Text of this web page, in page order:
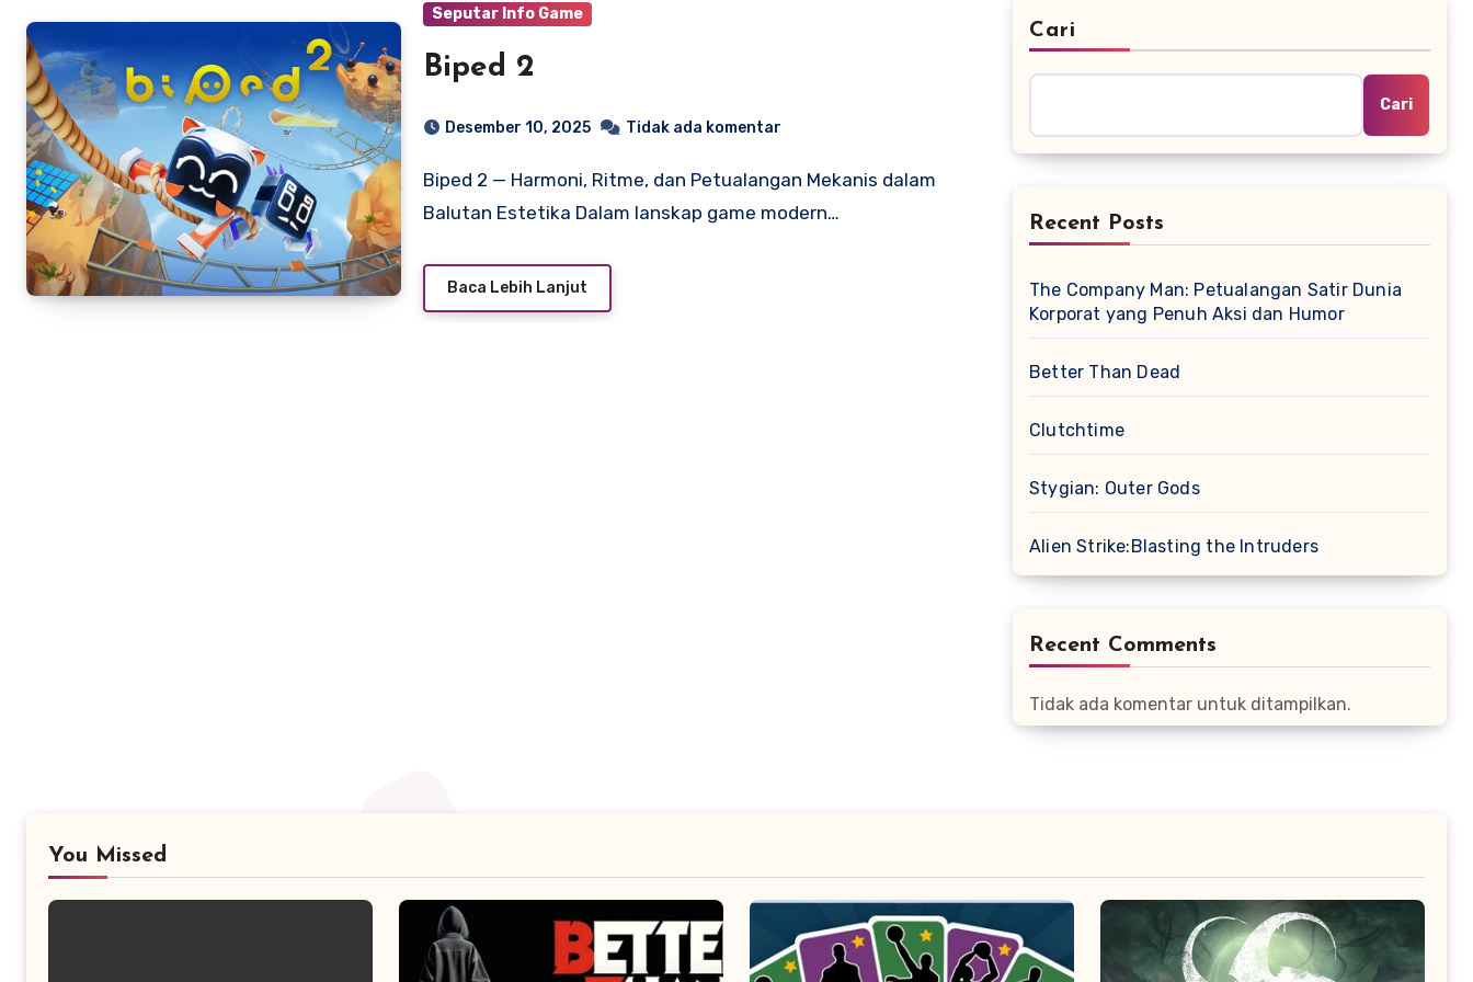
Seputar Info Game
Biped 2
Desember 10, 2025 Tidak ada komentar
Biped 2 — Harmoni, Ritme, dan Petualangan Mekanis dalam
Balutan Estetika Dalam lanskap game modern…
Baca Lebih Lanjut
Cari
Cari
Recent Posts
The Company Man: Petualangan Satir Dunia
Korporat yang Penuh Aksi dan Humor
Better Than Dead
Clutchtime
Stygian: Outer Gods
Alien Strike:Blasting the Intruders
Recent Comments
Tidak ada komentar untuk ditampilkan.
You Missed